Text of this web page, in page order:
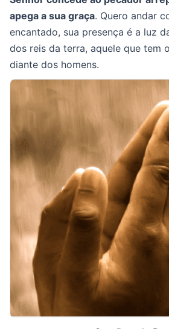
apega a sua graça. Quero andar
encantado, sua presença é a luz
dos reis da terra, aquele que tem
diante dos homens.